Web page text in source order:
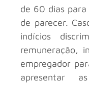
de 60 dias
de parecer.
indícios
remuneração,
empregador
apresentar